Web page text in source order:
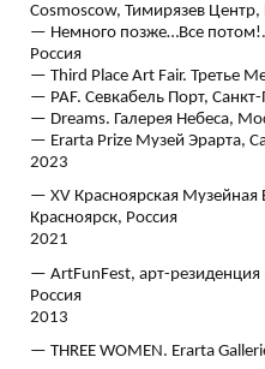
Cosmoscow, Тимирязев
— Немного позже…Все потом!.
Россия
— Third Place Art Fair. Третье
— PAF. Севкабель Порт, Санкт-
— Dreams. Галерея Небеса,
— Erarta Prize Музей Эрарта,
2023
— XV Красноярская
Красноярск, Россия
2021
— ArtFunFest, арт-
Россия
2013
— THREE WOMEN. Еrarta